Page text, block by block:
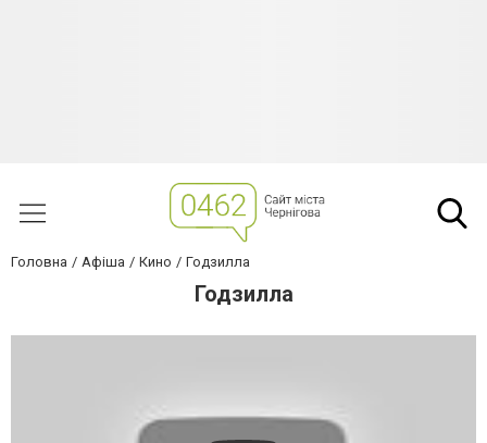
Головна Афіша Кино Годзилла
Годзилла